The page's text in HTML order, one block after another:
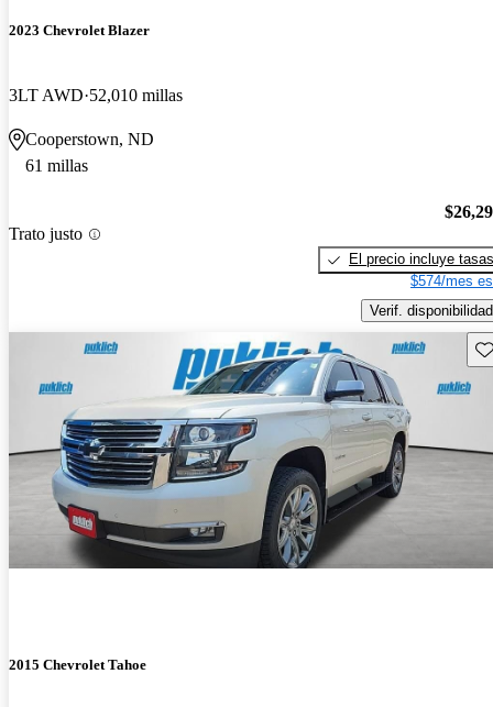
2023 Chevrolet Blazer
3LT AWD 52,010 millas
Cooperstown, ND
61 millas
Trato justo
El precio incluye tasas
$574/mes
Verif. disponibilidad
2015 Chevrolet Tahoe